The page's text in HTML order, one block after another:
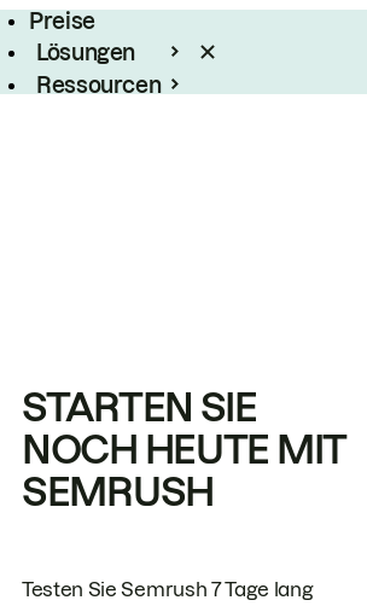
Preise
Lösungen
Ressourcen
STARTEN SIE
NOCH HEUTE MIT
SEMRUSH
Testen Sie Semrush 7 Tage lang